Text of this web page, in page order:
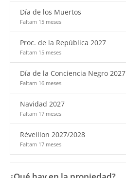
Día de los Muertos
Faltam 15 meses
Proc. de la República 2027
Faltam 15 meses
Día de la Conciencia Negro 2027
Faltam 16 meses
Navidad 2027
Faltam 17 meses
Réveillon 2027/2028
Faltam 17 meses